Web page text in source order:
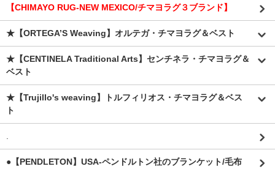
【CHIMAYO RUG-NEW MEXICO/チマヨラグ３ブランド】
★【ORTEGA’S Weaving】オルテガ・チマヨラグ＆ベスト
★【CENTINELA Traditional Arts】センチネラ・チマヨラグ＆
ベスト
★【Trujillo's weaving】トルフィリオス・チマヨラグ＆ベス
ト
.
●【PENDLETON】USA-ペンドルトン社のブランケット/毛布